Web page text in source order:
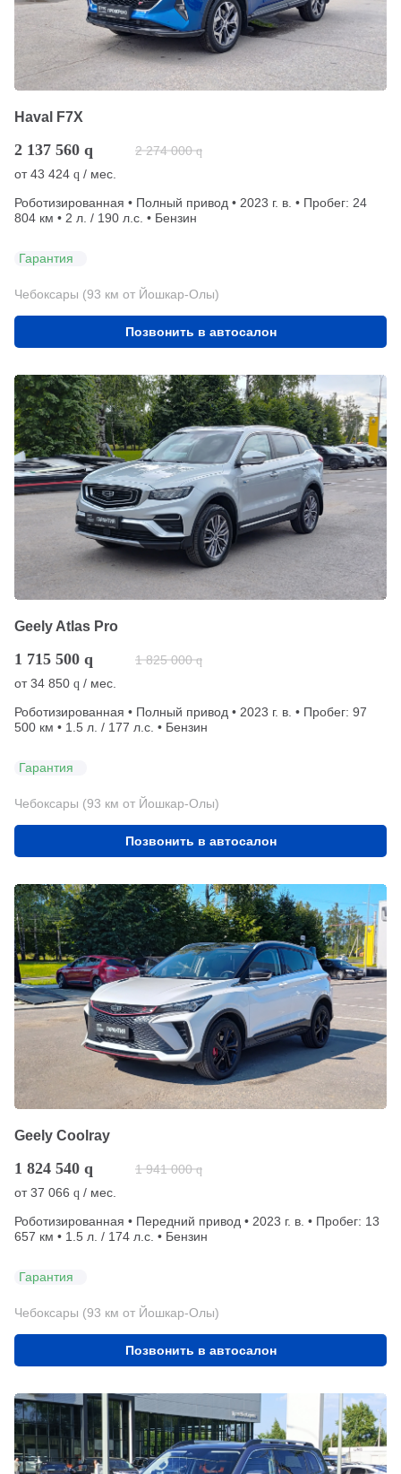
Haval F7X
2 137 560 q 2 274 000 q
от43 424 q / мес.
Роботизированная • Полный привод • 2023 г. в. • Пробег: 24
804 км • 2 л. / 190 л.с. • Бензин
Гарантия
Чебоксары (93 км от Йошкар-Олы)
Позвонить в автосалон
Geely Atlas Pro
1 715 500 q 1 825 000 q
от34 850 q / мес.
Роботизированная • Полный привод • 2023 г. в. • Пробег: 97
500 км • 1.5 л. / 177 л.с. • Бензин
Гарантия
Чебоксары (93 км от Йошкар-Олы)
Позвонить в автосалон
Geely Coolray
1 824 540 q 1 941 000 q
от37 066 q / мес.
Роботизированная • Передний привод • 2023 г. в. • Пробег: 13
657 км • 1.5 л. / 174 л.с. • Бензин
Гарантия
Чебоксары (93 км от Йошкар-Олы)
Позвонить в автосалон